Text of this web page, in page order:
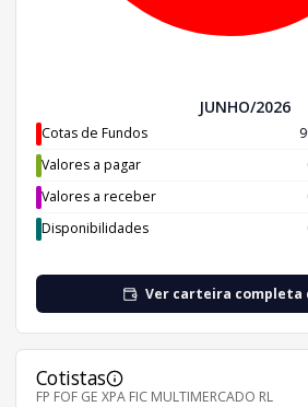
JUNHO/2026
Cotas de Fundos
Valores a pagar
Valores a receber
Disponibilidades
Ver carteira completa
Cotistas
FP FOF GE XPA FIC MULTIMERCADO RL